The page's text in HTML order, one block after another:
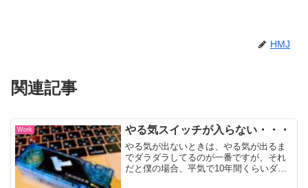
HMJ
関連記事
Work やる気スイッチが入らない・・・
やる気が出ないときは、やる気が出るま
でダラダラしてるのが一番ですが、それ
だと僕の場合、平気で10年間くらいダラ